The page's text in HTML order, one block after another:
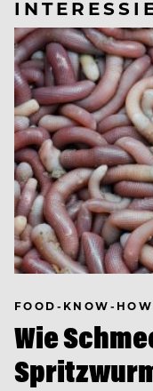
FOOD-KNOW-HOW
Wie